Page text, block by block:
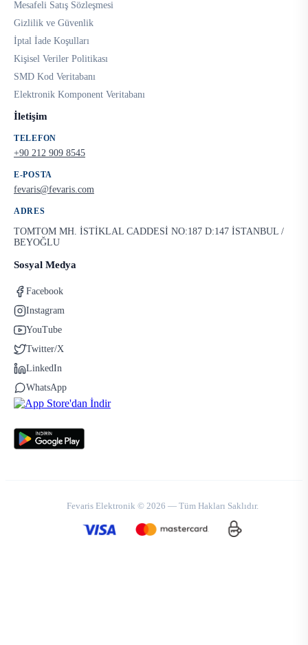
Mesafeli Satış Sözleşmesi
Gizlilik ve Güvenlik
İptal İade Koşulları
Kişisel Veriler Politikası
SMD Kod Veritabanı
Elektronik Komponent Veritabanı
İletişim
TELEFON
+90 212 909 8545
E-POSTA
fevaris@fevaris.com
ADRES
TOMTOM MH. İSTİKLAL CADDESİ NO:187 D:147 İSTANBUL /
BEYOĞLU
Sosyal Medya
Facebook
Instagram
YouTube
Twitter/X
LinkedIn
WhatsApp
Fevaris Elektronik © 2026 — Tüm Hakları Saklıdır.